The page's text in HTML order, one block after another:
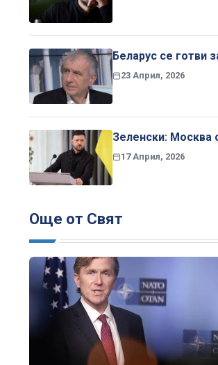
Беларус се готви
23 Април, 2026
Зеленски: Москва
17 Април, 2026
Още от Свят